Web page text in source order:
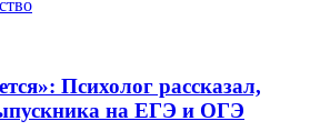
Психолог рассказал,
на ЕГЭ и ОГЭ